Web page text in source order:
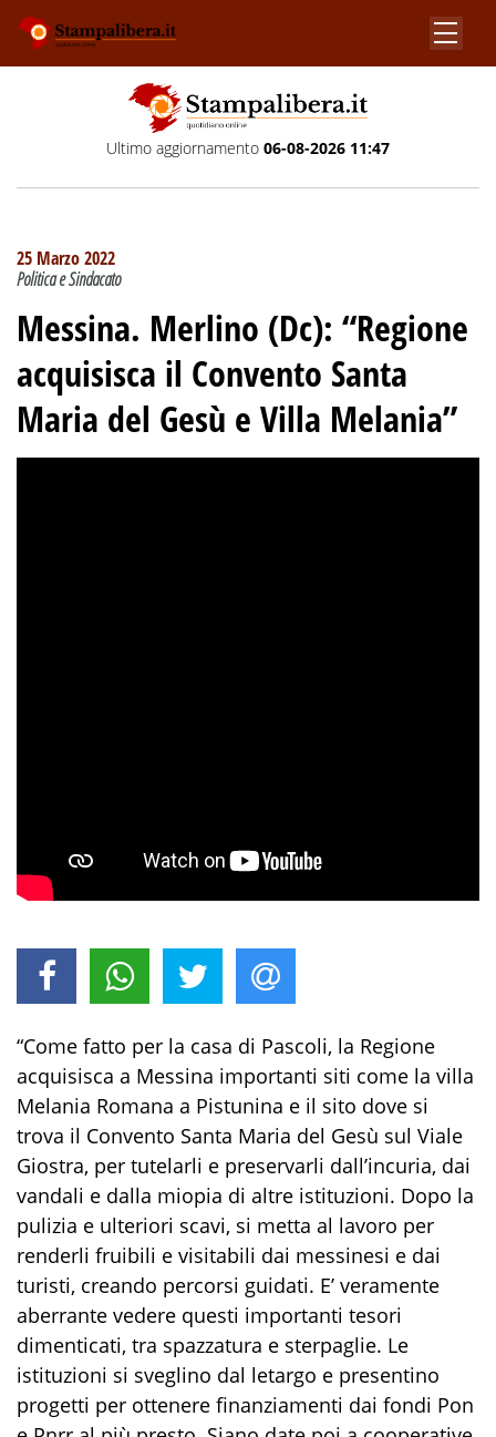
Ultimo aggiornamento 06-08-2026 11:47
25 Marzo 2022
Politica e Sindacato
Messina. Merlino (Dc): “Regione
acquisisca il Convento Santa
Maria del Gesù e Villa Melania”
“Come fatto per la casa di Pascoli, la Regione
acquisisca a Messina importanti siti come la villa
Melania Romana a Pistunina e il sito dove si
trova il Convento Santa Maria del Gesù sul Viale
Giostra, per tutelarli e preservarli dall’incuria, dai
vandali e dalla miopia di altre istituzioni. Dopo la
pulizia e ulteriori scavi, si metta al lavoro per
renderli fruibili e visitabili dai messinesi e dai
turisti, creando percorsi guidati. E’ veramente
aberrante vedere questi importanti tesori
dimenticati, tra spazzatura e sterpaglie. Le
istituzioni si sveglino dal letargo e presentino
progetti per ottenere finanziamenti dai fondi Pon